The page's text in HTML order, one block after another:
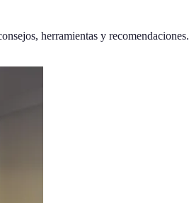
herramientas y recomendaciones.